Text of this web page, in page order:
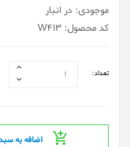
موجودی: در انبار
کد محصول: W413
تعداد:
اضافه به